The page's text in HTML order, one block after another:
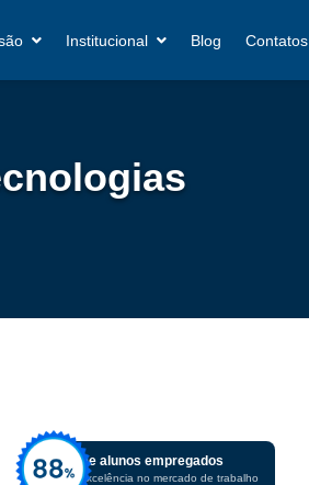
Institucional Blog Contatos
De alunos empregados
Excelência no mercado de trabalho